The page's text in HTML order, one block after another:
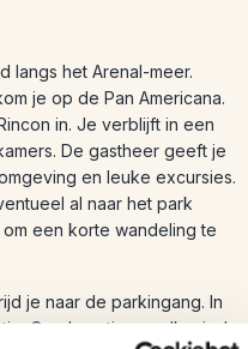
langs het Arenal-meer.
je op de Pan Americana.
in. Je verblijft in een
De gastheer geeft je
en leuke excursies.
al naar het park
een korte wandeling te
je naar de parkingang. In
Om de actieve vulkanische